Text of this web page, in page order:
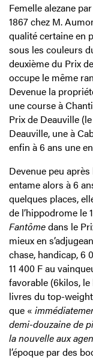
Femelle alezane par
1867 chez M.
qualité certaine en
sous les couleurs
deuxième du Prix
occupe le même
Devenue la
une course à
Prix de Deauville
Deauville, une à
enfin à 6 ans une
Devenue peu
entame alors à 6
quelques places,
de l’hippodrome le 1
Fantômedans le
mieux en
chase, handicap, 6
11 400 F au
favorable (6kilos,
livres du top-
que «
demi-douzaine de
la nouvelle aux
l’époque par des